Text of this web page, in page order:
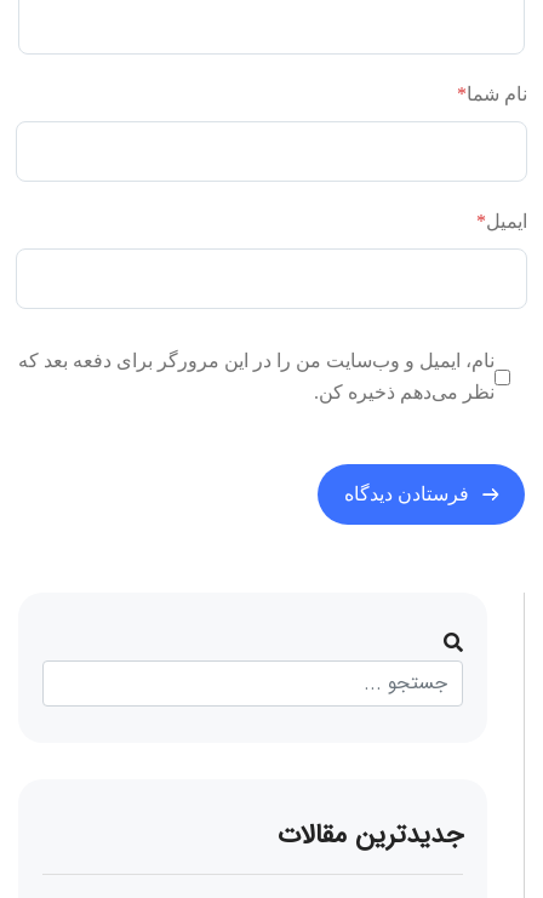
نام شما*
ایمیل*
نام، ایمیل و وب‌سایت من را در این مرورگر برای دفعه بعد که
نظر می‌دهم ذخیره کن.
جدیدترین مقالات